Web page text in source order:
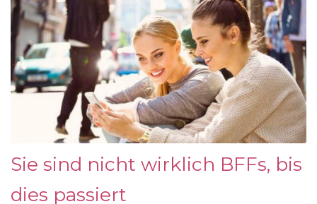
Sie sind nicht wirklich BFFs, bis
dies passiert